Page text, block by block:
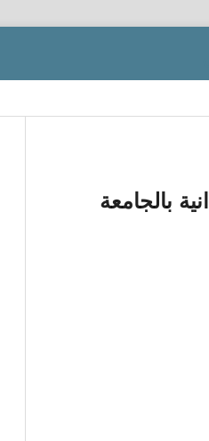
بالجامعة